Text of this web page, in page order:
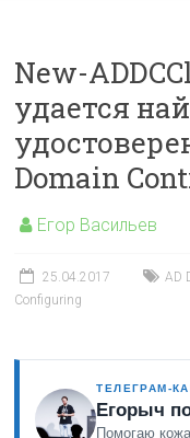
New-
удается
Domain
Егор Васильев
25.04.2017 AD
Configuring
ТЕЛЕГРАМ-
Егорыч
Помогаю